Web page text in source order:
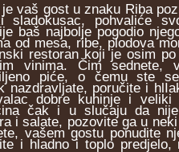
je vaš gost u znaku Riba
sladokusac, pohvaliće
baš najbolje pogodio
od mesa, ribe, plodova
restoran koji je osim
vinima. Čim sednete,
piće, o čemu ste
nazdravljate, poručite i
dobre kuhinje i veliki
čak i u slučaju da
i salate, pozovite ga u
vašem gostu ponudite
i hladno i toplo